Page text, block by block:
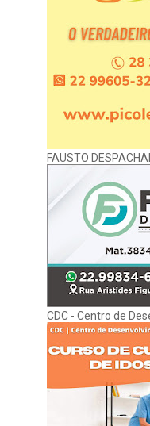
FAUSTO
CDC - Centro de